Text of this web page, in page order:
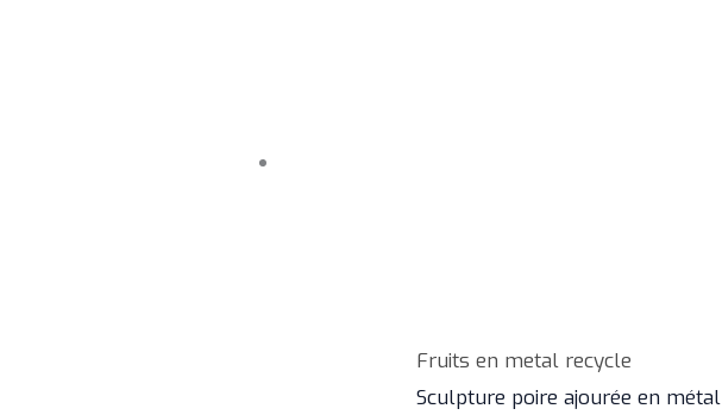
Fruits en metal recycle
Sculpture poire ajourée en métal